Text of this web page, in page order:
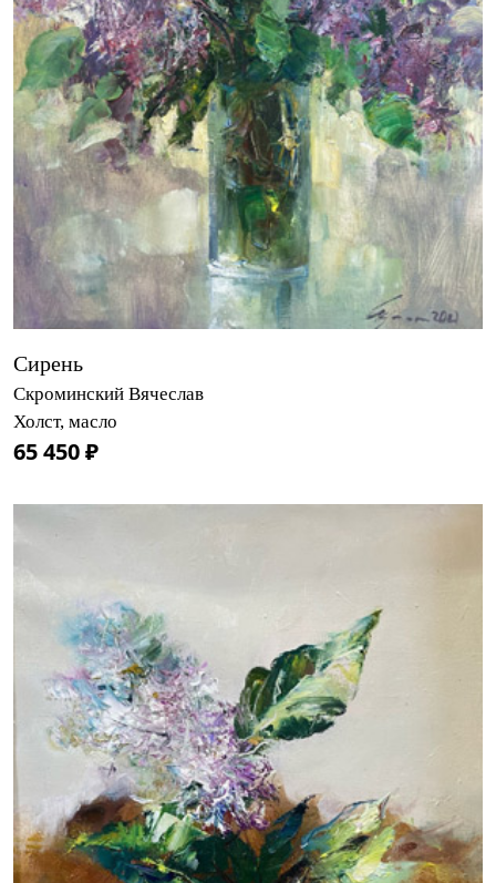
Сирень
Скроминский Вячеслав
Холст, масло
65 450 ₽